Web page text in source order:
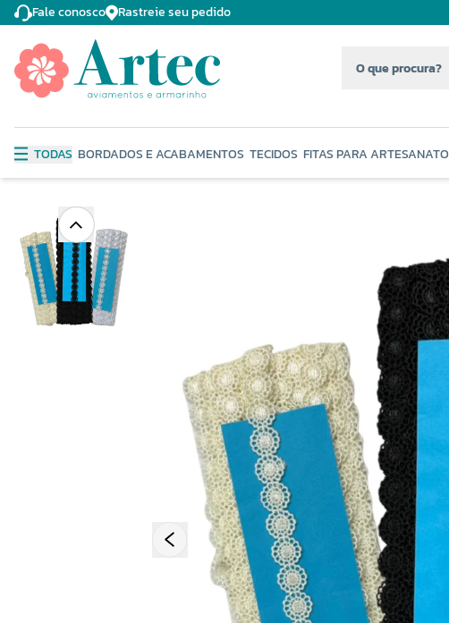
Fale conosco Rastreie seu pedido
TODAS BORDADOS E ACABAMENTOS TECIDOS FITAS PARA ARTESANATO